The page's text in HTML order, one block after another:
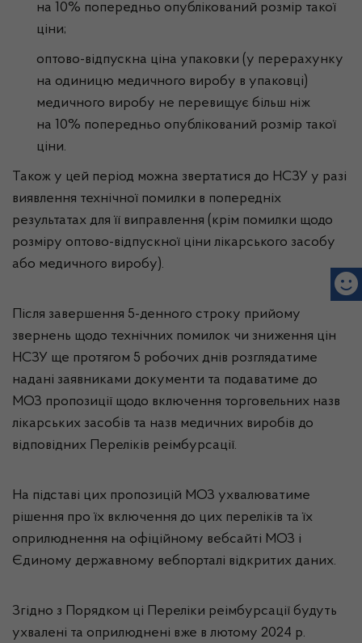
на 10% попередньо опублікований розмір такої
ціни;
оптово-відпускна ціна упаковки (у перерахунку
на одиницю медичного виробу в упаковці)
медичного виробу не перевищує більш ніж
на 10% попередньо опублікований розмір такої
ціни.
Також у цей період можна звертатися до НСЗУ у разі
виявлення технічної помилки в попередніх
результатах для її виправлення (крім помилки щодо
розміру оптово-відпускної ціни лікарського засобу
або медичного виробу).
Після завершення 5-денного строку прийому
звернень щодо технічних помилок чи зниження цін
НСЗУ ще протягом 5 робочих днів розглядатиме
надані заявниками документи та подаватиме до
МОЗ пропозиції щодо включення торговельних назв
лікарських засобів та назв медичних виробів до
відповідних Переліків реімбурсації.
На підставі цих пропозицій МОЗ ухвалюватиме
рішення про їх включення до цих переліків та їх
оприлюднення на офіційному вебсайті МОЗ і
Єдиному державному вебпорталі відкритих даних.
Згідно з Порядком ці Переліки реімбурсації будуть
ухвалені та оприлюднені вже в лютому 2024 р.